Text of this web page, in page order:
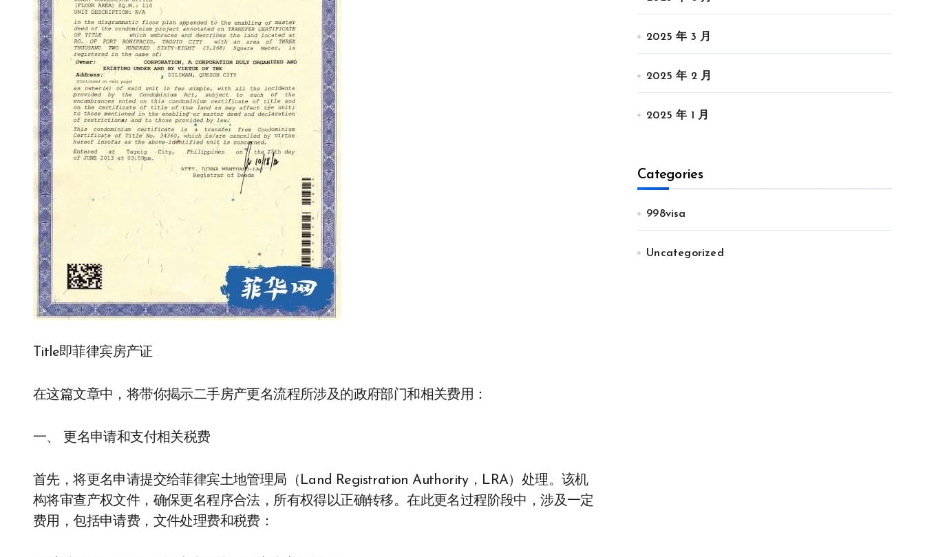
Title即菲律宾房产证
在这篇文章中，将带你揭示二手房产更名流程所涉及的政府部门和相关费用：
一、 更名申请和支付相关税费
首先，将更名申请提交给菲律宾土地管理局（Land Registration Authority，LRA）处理。该机
构将审查产权文件，确保更名程序合法，所有权得以正确转移。在此更名过程阶段中，涉及一定
费用，包括申请费，文件处理费和税费：
2025 年 3 月
2025 年 2 月
2025 年 1 月
Categories
998visa
Uncategorized